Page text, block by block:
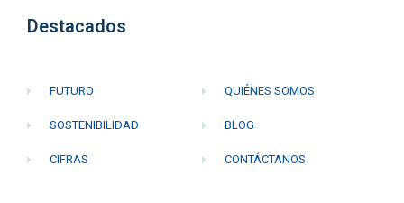
Destacados
FUTURO
SOSTENIBILIDAD
CIFRAS
QUIÉNES SOMOS
BLOG
CONTÁCTANOS